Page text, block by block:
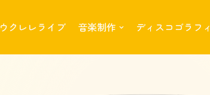
ウクレレライブ 音楽制作 ディスコゴラフィ